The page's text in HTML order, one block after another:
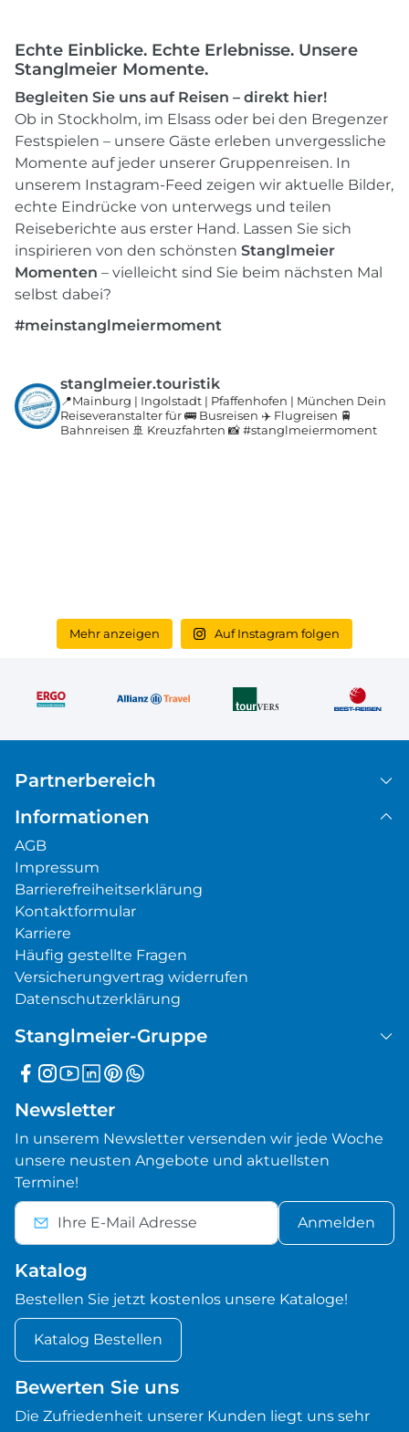
Echte Einblicke. Echte Erlebnisse. Unsere
Stanglmeier Momente.
Begleiten Sie uns auf Reisen – direkt hier!
Ob in Stockholm, im Elsass oder bei den Bregenzer
Festspielen – unsere Gäste erleben unvergessliche
Momente auf jeder unserer Gruppenreisen. In
unserem Instagram-Feed zeigen wir aktuelle Bilder,
echte Eindrücke von unterwegs und teilen
Reiseberichte aus erster Hand. Lassen Sie sich
inspirieren von den schönsten Stanglmeier
Momenten – vielleicht sind Sie beim nächsten Mal
selbst dabei?
#meinstanglmeiermoment
stanglmeier.touristik
📍Mainburg | Ingolstadt | Pfaffenhofen | München Dein
Reiseveranstalter für 🚌 Busreisen ✈️ Flugreisen 🚆
Bahnreisen 🚢 Kreuzfahrten 📸 #stanglmeiermoment
Mehr anzeigen Auf Instagram folgen
Partnerbereich
Informationen
AGB
Impressum
Barrierefreiheitserklärung
Kontaktformular
Karriere
Häufig gestellte Fragen
Versicherungvertrag widerrufen
Datenschutzerklärung
Stanglmeier-Gruppe
Newsletter
In unserem Newsletter versenden wir jede Woche
unsere neusten Angebote und aktuellsten
Termine!
Anmelden
Katalog
Bestellen Sie jetzt kostenlos unsere Kataloge!
Katalog Bestellen
Bewerten Sie uns
Die Zufriedenheit unserer Kunden liegt uns sehr